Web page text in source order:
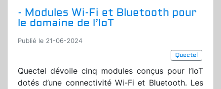
- Modules Wi-Fi et Bluetooth pour
le domaine de l’IoT
Publié le 21-06-2024
Quectel
Quectel dévoile cinq modules conçus pour l’IoT
dotés d’une connectivité Wi-Fi et Bluetooth. Les